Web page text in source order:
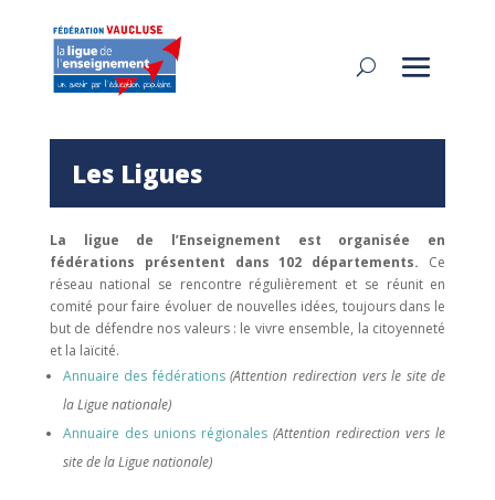
Les Ligues
La ligue de l’Enseignement est organisée en
fédérations présentent dans 102 départements. Ce
réseau national se rencontre régulièrement et se réunit en
comité pour faire évoluer de nouvelles idées, toujours dans le
but de défendre nos valeurs : le vivre ensemble, la citoyenneté
et la laïcité.
Annuaire des fédérations (Attention redirection vers le site de
la Ligue nationale)
Annuaire des unions régionales (Attention redirection vers le
site de la Ligue nationale)